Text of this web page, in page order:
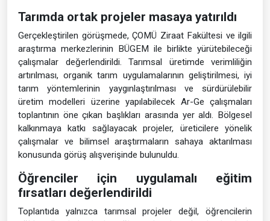
Tarımda ortak projeler masaya yatırıldı
Gerçekleştirilen görüşmede, ÇOMÜ Ziraat Fakültesi ve ilgili
araştırma merkezlerinin BÜGEM ile birlikte yürütebileceği
çalışmalar değerlendirildi. Tarımsal üretimde verimliliğin
artırılması, organik tarım uygulamalarının geliştirilmesi, iyi
tarım yöntemlerinin yaygınlaştırılması ve sürdürülebilir
üretim modelleri üzerine yapılabilecek Ar-Ge çalışmaları
toplantının öne çıkan başlıkları arasında yer aldı. Bölgesel
kalkınmaya katkı sağlayacak projeler, üreticilere yönelik
çalışmalar ve bilimsel araştırmaların sahaya aktarılması
konusunda görüş alışverişinde bulunuldu.
Öğrenciler için uygulamalı eğitim
fırsatları değerlendirildi
Toplantıda yalnızca tarımsal projeler değil, öğrencilerin